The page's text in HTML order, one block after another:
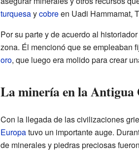
turquesaycobreen Uadi Hammamat,
Por su parte y de acuerdo al
zona. Él mencionó que se empleaban
oro, que luego era molido para crear
La minería en la Antigua
Con la llegada de las civilizaciones
Europatuvo un importante auge.
de minerales y piedras preciosas